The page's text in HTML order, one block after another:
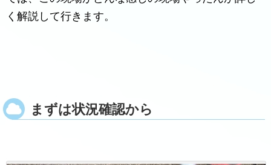
く解説して行きます。
まずは状況確認から